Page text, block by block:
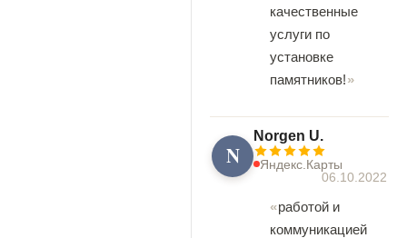
качественные
услуги по
установке
памятников!
N
Norgen U.
Яндекс.Карты
06.10.2022
работой и
коммуникацией